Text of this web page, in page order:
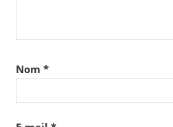
Nom *